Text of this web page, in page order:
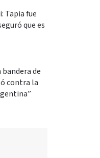
Tapia fue
que es
de
contra la